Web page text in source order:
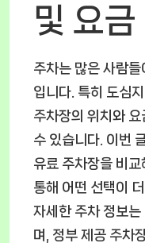
및 요금
주차는 많은 사람
입니다. 특히 도심
주차장의 위치와
수 있습니다. 이번
유료 주차장을 비
통해 어떤 선택이
자세한 주차 정보는
며, 정부 제공 주차